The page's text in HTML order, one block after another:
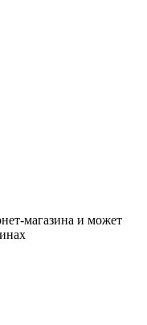
магазина и может